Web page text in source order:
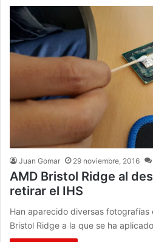
Juan Gomar 29 noviembre, 2016
AMD Bristol Ridge al
retirar el IHS
Han aparecido diversas fotografías
Bristol Ridge a la que se ha